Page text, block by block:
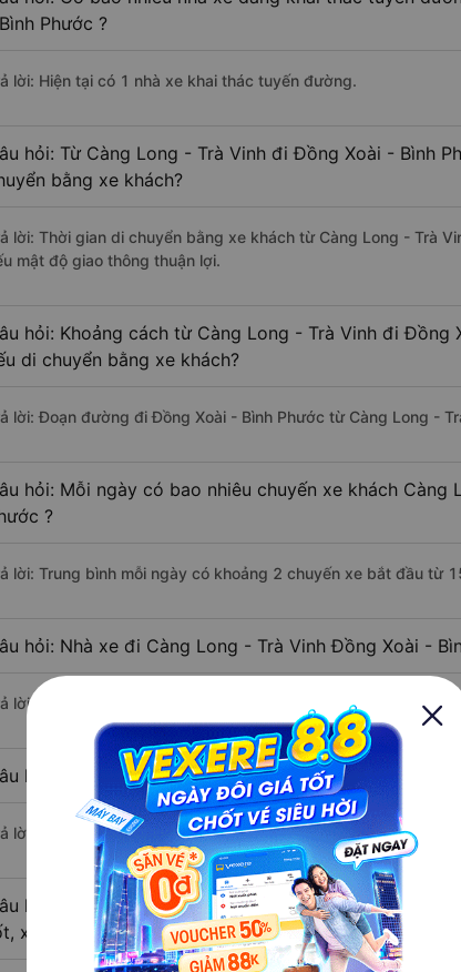
Phước ?
lời: Hiện tại có 1 nhà xe khai thác tuyến đường.
hỏi: Từ Càng Long - Trà Vinh đi Đồng Xoài - Bình
bằng xe khách?
lời: Thời gian di chuyển bằng xe khách từ Càng Long - Trà
mật độ giao thông thuận lợi.
hỏi: Khoảng cách từ Càng Long - Trà Vinh đi Đồng
di chuyển bằng xe khách?
lời: Đoạn đường đi Đồng Xoài - Bình Phước từ Càng Long -
hỏi: Mỗi ngày có bao nhiêu chuyến xe khách
?
lời: Trung bình mỗi ngày có khoảng 2 chuyến xe bắt đầu từ
hỏi: Nhà xe đi Càng Long - Trà Vinh Đồng Xoài -
lời: Chuyến xe có giờ xuất phát sớm nhất vào lúc 15:00 là
hỏi: Nhà xe đi Đồng Xoài - Bình Phước từ Càng
lời: Chuyến xe có giờ xuất phát trễ (muộn) nhất là vào lúc
hỏi: Review xe đi Đồng Xoài - Bình Phước từ Càng
xuất sắc, cao cấp nhất?